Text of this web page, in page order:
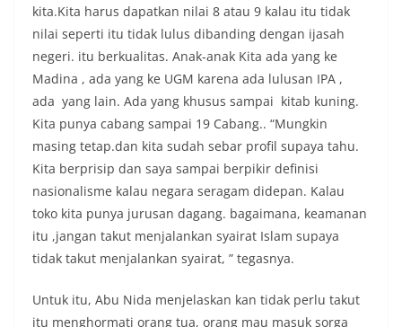
kita.Kita harus dapatkan nilai 8 atau 9 kalau itu tidak
nilai seperti itu tidak lulus dibanding dengan ijasah
negeri. itu berkualitas. Anak-anak Kita ada yang ke
Madina , ada yang ke UGM karena ada lulusan IPA ,
ada yang lain. Ada yang khusus sampai kitab kuning.
Kita punya cabang sampai 19 Cabang.. “Mungkin
masing tetap.dan kita sudah sebar profil supaya tahu.
Kita berprisip dan saya sampai berpikir definisi
nasionalisme kalau negara seragam didepan. Kalau
toko kita punya jurusan dagang. bagaimana, keamanan
itu ,jangan takut menjalankan syairat Islam supaya
tidak takut menjalankan syairat, ” tegasnya.
Untuk itu, Abu Nida menjelaskan kan tidak perlu takut
itu menghormati orang tua, orang mau masuk sorga